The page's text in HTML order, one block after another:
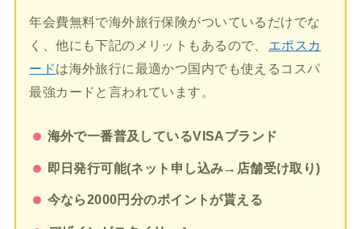
年会費無料で海外旅行保険がついているだけでな
く、他にも下記のメリットもあるので、
エポスカ
ードは海外旅行に最適かつ国内でも使えるコスパ
最強カードと言われています。
海外で一番普及しているVISAブランド
即日発行可能(ネット申し込み→店舗受け取り)
今なら2000円分のポイントが貰える